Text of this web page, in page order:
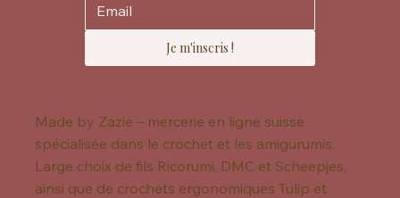
Je m'inscris !
Made by Zazie – mercerie en ligne suisse
spécialisée dans le crochet et les amigurumis.
Large choix de fils Ricorumi, DMC et Scheepjes,
ainsi que de crochets ergonomiques Tulip et